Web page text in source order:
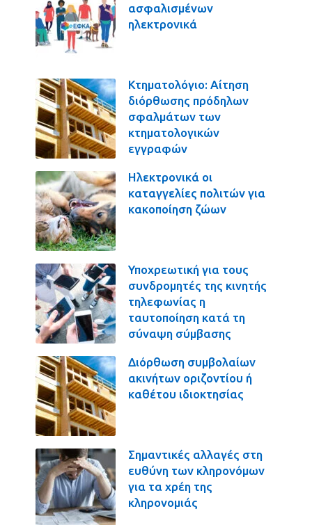
ασφαλισμένων
ηλεκτρονικά
Κτηματολόγιο: Αίτηση
διόρθωσης πρόδηλων
σφαλμάτων των
κτηματολογικών
εγγραφών
Ηλεκτρονικά οι
καταγγελίες πολιτών για
κακοποίηση ζώων
Υποχρεωτική για τους
συνδρομητές της κινητής
τηλεφωνίας η
ταυτοποίηση κατά τη
σύναψη σύμβασης
Διόρθωση συμβολαίων
ακινήτων οριζοντίου ή
καθέτου ιδιοκτησίας
Σημαντικές αλλαγές στη
ευθύνη των κληρονόμων
για τα χρέη της
κληρονομιάς